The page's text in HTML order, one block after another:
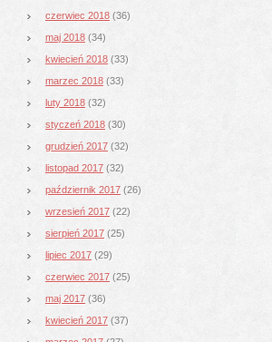
czerwiec 2018 (36)
maj 2018 (34)
kwiecień 2018 (33)
marzec 2018 (33)
luty 2018 (32)
styczeń 2018 (30)
grudzień 2017 (32)
listopad 2017 (32)
październik 2017 (26)
wrzesień 2017 (22)
sierpień 2017 (25)
lipiec 2017 (29)
czerwiec 2017 (25)
maj 2017 (36)
kwiecień 2017 (37)